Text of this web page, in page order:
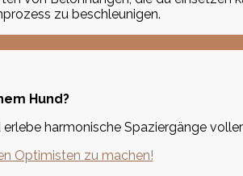
zu beschleunigen.
Hund?
harmonische Spaziergänge voller
Optimisten zu machen!